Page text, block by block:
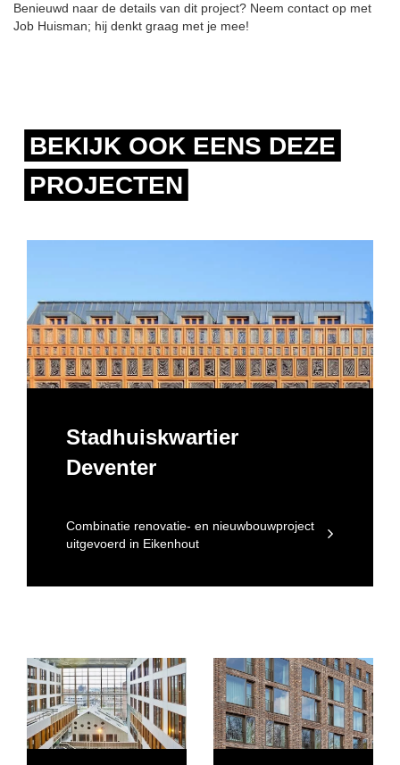
Benieuwd naar de details van dit project? Neem contact op met
Job Huisman; hij denkt graag met je mee!
BEKIJK OOK EENS DEZE
PROJECTEN
Stadhuiskwartier
Deventer
Combinatie renovatie- en nieuwbouwproject
uitgevoerd in Eikenhout